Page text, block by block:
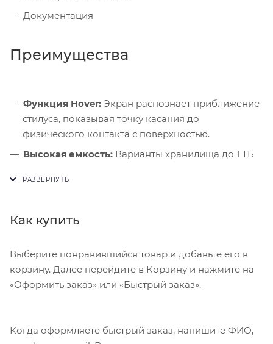
Документация
Преимущества
Функция Hover: Экран распознает приближение
стилуса, показывая точку касания до
физического контакта с поверхностью.
Высокая емкость: Варианты хранилища до 1 ТБ
библиотек медиафайлов.
делает взгляд в камеру более естественным при
Как купить
Выберите понравившийся товар и добавьте его в
корзину. Далее перейдите в Корзину и нажмите на
«Оформить заказ» или «Быстрый заказ».
Когда оформляете быстрый заказ, напишите ФИО,